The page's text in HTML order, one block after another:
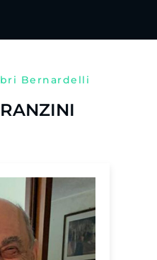
Bernardelli